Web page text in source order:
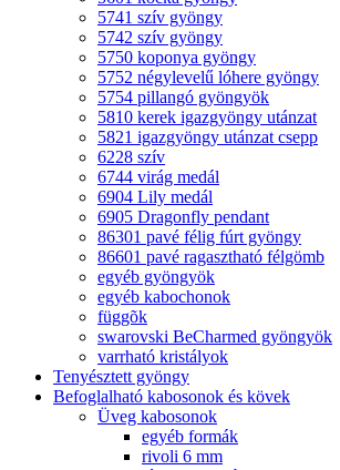
5741 szív gyöngy
5742 szív gyöngy
5750 koponya gyöngy
5752 négylevelű lóhere gyöngy
5754 pillangó gyöngyök
5810 kerek igazgyöngy utánzat
5821 igazgyöngy utánzat csepp
6228 szív
6744 virág medál
6904 Lily medál
6905 Dragonfly pendant
86301 pavé félig fúrt gyöngy
86601 pavé ragasztható félgömb
egyéb gyöngyök
egyéb kabochonok
függõk
swarovski BeCharmed gyöngyök
varrható kristályok
Tenyésztett gyöngy
Befoglalható kabosonok és kövek
Üveg kabosonok
egyéb formák
rivoli 6 mm